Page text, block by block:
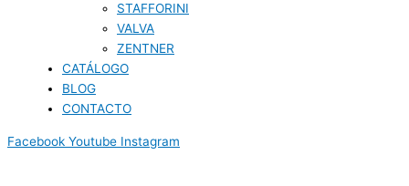
STAFFORINI
VALVA
ZENTNER
CATÁLOGO
BLOG
CONTACTO
Facebook Youtube Instagram